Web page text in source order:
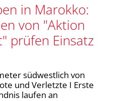
in Marokko:
von "Aktion
prüfen Einsatz
südwestlich von
und Verletzte I Erste
laufen an